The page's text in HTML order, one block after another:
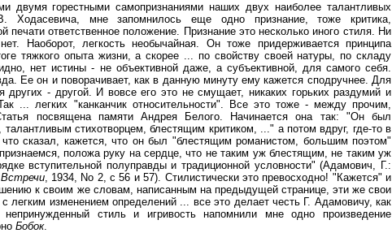
двумя горестными самопризнаниями наших двух наиболее талантливых
Ходасевича, мне запомнилось еще одно признание, тоже критика,
печати ответственное положение. Признание это несколько иного стиля. Ни
Наоборот, легкость необычайная. Он тоже придерживается принципа
тяжкого опыта жизни, а скорее ... по свойству своей натуры, по складу
нет истины - не объективной даже, а субъективной, для самого себя.
Ее он и поворачивает, как в данную минуту ему кажется сподручнее. Для
других - другой. И вовсе его это не смущает, никаких горьких раздумий и
... легких "канканчик относительности". Все это тоже - между прочим,
посвящена памяти Андрея Белого. Начинается она так: "Он был
стихотворцем, блестящим критиком, ..." а потом вдруг, где-то в
сказал, кажется, что он был "блестящим романистом, большим поэтом"
положа руку на сердце, что не таким уж блестящим, не таким уж
вступительной полуправды и традиционной условности" (Адамович, Г.:
Встречи, 1934, No 2, с 56 и 57). Стилистически это превосходно! "Кажется" и
к своим же словам, написанным на предыдущей странице, эти же свои
легким изменением определений ... все это делает честь Г. Адамовичу, как
стиль и игривость напомнили мне одно произведение
Бобок.